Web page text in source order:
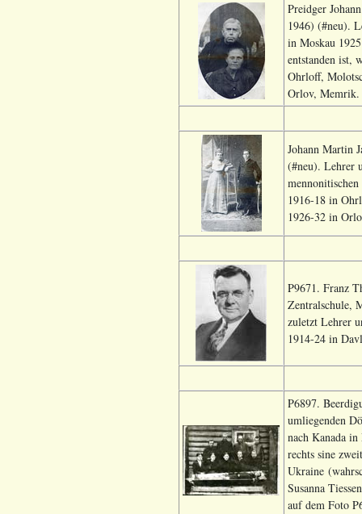
Preidger
1946) (#neu).
in Moskau
entstanden ist,
Ohrloff,
Orlov,
Johann Martin
(#neu). Lehrer
1916-18 in
1926-32 in
P9671. Franz
Zentralschule,
zuletzt Lehrer
1914-24 in
P6897.
umliegenden
nach Kanada
rechts sine
Ukraine
Susanna
auf dem Foto